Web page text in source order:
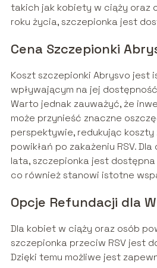
takich jak kobiety w ciąży oraz
roku życia, szczepionka jest
Cena Szczepionki
Koszt szczepionki Abrysvo jest
wpływającym na jej
Warto jednak zauważyć, że
może przynieść znaczne
perspektywie, redukując koszty
powikłań po zakażeniu RSV.
lata, szczepionka jest dostępna
co również stanowi istotne
Opcje Refundacji dla
Dla kobiet w ciąży oraz osób
szczepionka przeciw RSV jest
Dzięki temu możliwe jest